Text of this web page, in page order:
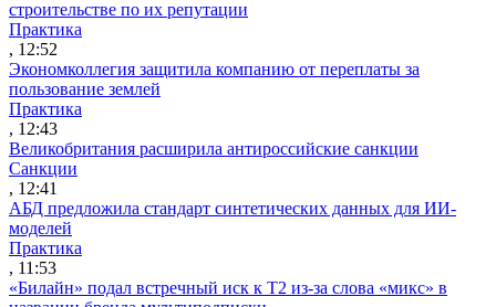
строительстве по их репутации
Практика
, 12:52
Экономколлегия защитила компанию от переплаты за
пользование землей
Практика
, 12:43
Великобритания расширила антироссийские санкции
Санкции
, 12:41
АБД предложила стандарт синтетических данных для ИИ-
моделей
Практика
, 11:53
«Билайн» подал встречный иск к Т2 из-за слова «микс» в